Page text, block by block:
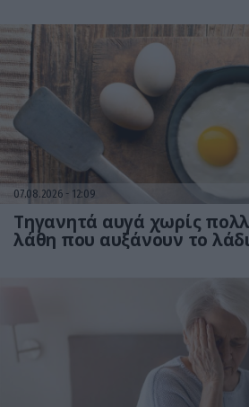
07.08.2026 12:09
Τηγανητά αυγά χωρίς
λάθη που αυξάνουν το